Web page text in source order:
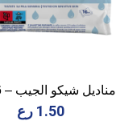
مناديل شيكو الجيب – 16...
1.50 رع